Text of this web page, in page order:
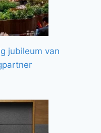
jubileum van